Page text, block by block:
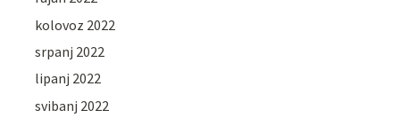
kolovoz 2022
srpanj 2022
lipanj 2022
svibanj 2022